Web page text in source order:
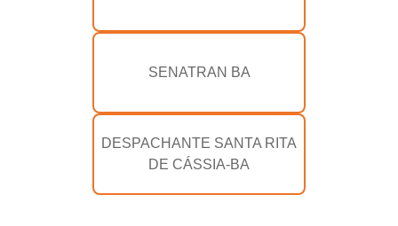
SENATRAN BA
DESPACHANTE SANTA RITA
DE CÁSSIA-BA